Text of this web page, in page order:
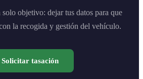
objetivo: dejar tus datos para que
la recogida y gestión del vehículo.
Solicitar tasación